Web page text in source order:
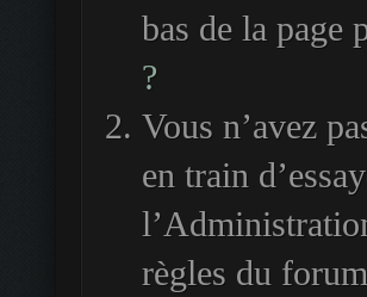
bas de la page
?
Vous n’avez
en train
règles du